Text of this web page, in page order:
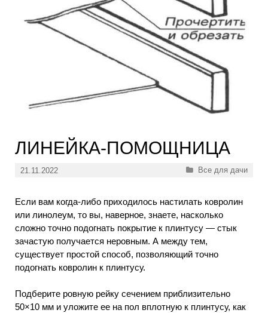
ЛИНЕЙКА-ПОМОЩНИЦА
21.11.2022 Рубрики
Все для дачи
Если вам когда-либо приходилось настилать ковролин
или линолеум, то вы, наверное, знаете, насколько
сложно точно подогнать покрытие к плинтусу — стык
зачастую получается неровным. А между тем,
существует простой способ, позволяющий точно
подогнать ковролин к плинтусу.
Подберите ровную рейку сечением приблизительно
50×10 мм и уложите ее на пол вплотную к плинтусу, как